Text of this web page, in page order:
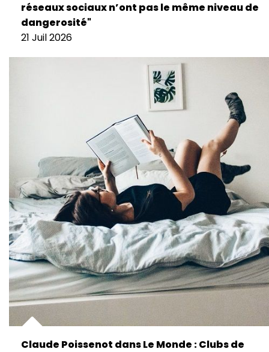
réseaux sociaux n’ont pas le même niveau de
dangerosité"
21 Juil 2026
Claude Poissenot dans Le Monde : Clubs de